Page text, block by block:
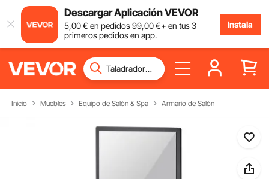
Descargar Aplicación VEVOR
5,00€ en pedidos99,00€+ en tus 3
primeros pedidos en app.
Instala
Inicio Muebles Equipo de Salón & Spa Armario de Salón